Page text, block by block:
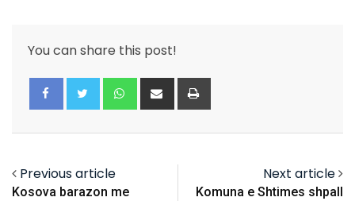
You can share this post!
Whatsapp
Share
via
Previous article
Kosova barazon me
Next article
Komuna e Shtimes shpall